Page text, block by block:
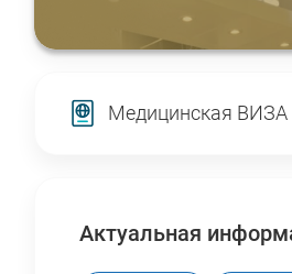
Медицинская ВИЗА
Актуальная